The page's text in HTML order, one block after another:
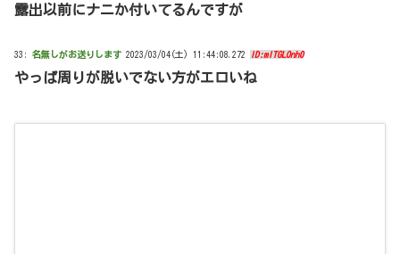
露出以前にナニか付いてるんですが
33: 名無しがお送りします 2023/03/04(土) 11:44:08.272 ID:mITGLOnh0
やっぱ周りが脱いでない方がエロいね